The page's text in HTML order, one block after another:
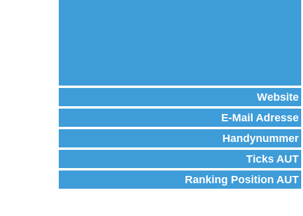
Website
E-Mail Adresse
Handynummer
Ticks AUT
Ranking Position AUT